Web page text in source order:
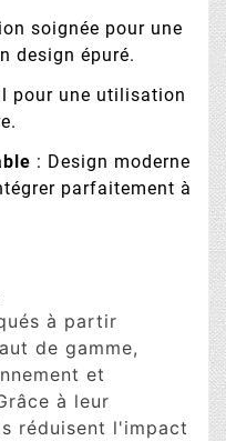
soignée pour une
design épuré.
pour une utilisation
: Design moderne
parfaitement à
à partir
de gamme,
et
à leur
réduisent l'impact